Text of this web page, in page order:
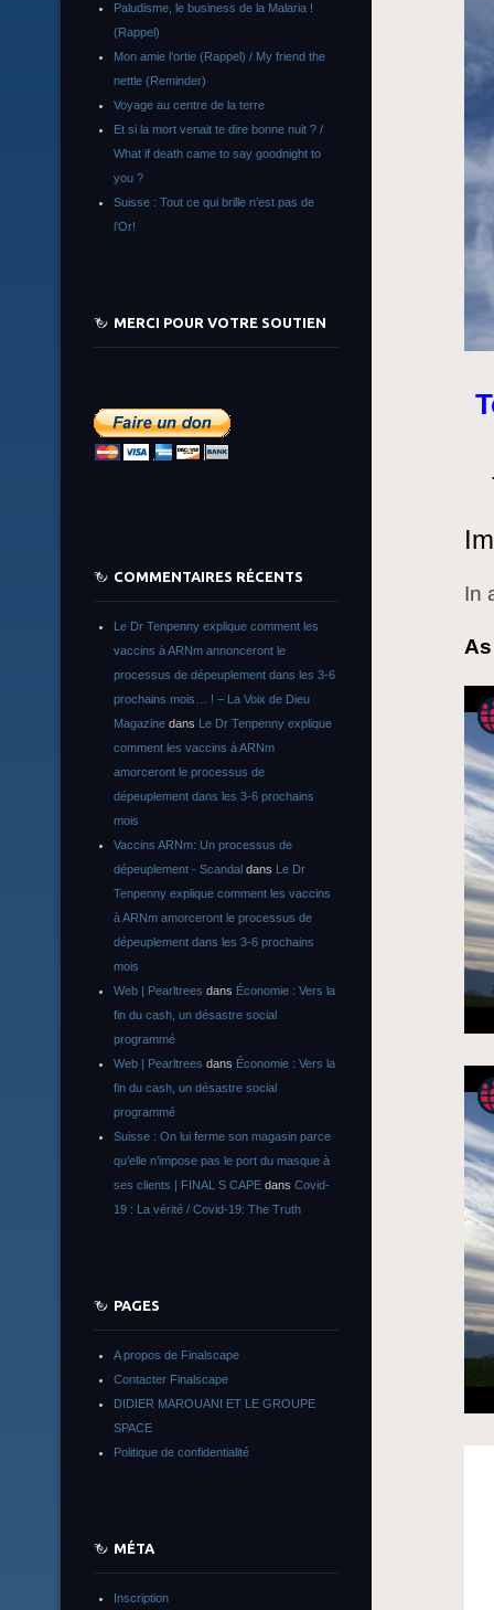
In
Paludisme, le business de la Malaria !
(Rappel)
Mon amie l’ortie (Rappel) / My friend the
nettle (Reminder)
Voyage au centre de la terre
Et si la mort venait te dire bonne nuit ? /
What if death came to say goodnight to
you ?
Suisse : Tout ce qui brille n’est pas de
l’Or!
MERCI POUR VOTRE SOUTIEN
COMMENTAIRES RÉCENTS
Le Dr Tenpenny explique comment les
vaccins à ARNm annonceront le
processus de dépeuplement dans les 3-6
prochains mois… ! – La Voix de Dieu
Magazine dans Le Dr Tenpenny explique
comment les vaccins à ARNm
amorceront le processus de
dépeuplement dans les 3-6 prochains
mois
Vaccins ARNm: Un processus de
dépeuplement - Scandal dans Le Dr
Tenpenny explique comment les vaccins
à ARNm amorceront le processus de
dépeuplement dans les 3-6 prochains
mois
Web | Pearltrees dans Économie : Vers la
fin du cash, un désastre social
programmé
Web | Pearltrees dans Économie : Vers la
fin du cash, un désastre social
programmé
Suisse : On lui ferme son magasin parce
qu’elle n’impose pas le port du masque à
ses clients | FINAL S CAPE dans Covid-
19 : La vérité / Covid-19: The Truth
PAGES
A propos de Finalscape
Contacter Finalscape
DIDIER MAROUANI ET LE GROUPE
SPACE
Politique de confidentialité
MÉTA
Inscription